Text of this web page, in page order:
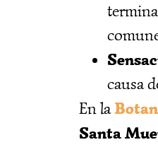
causa
En la
Santa